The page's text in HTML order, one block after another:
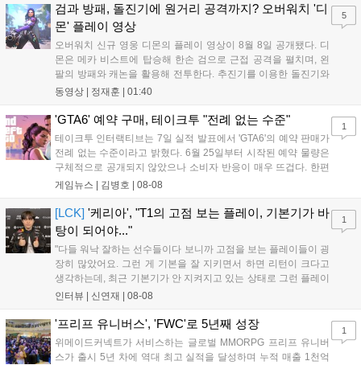
하는 몰입감 있는 서사와 조합을 구현하며 시리즈의 미래를 향한
새로운 가능성을 제시했다....
검과 방패, 돌진기에 원거리 공격까지? 오버워치 '디
몬' 플레이 영상
오버워치 신규 영웅 디몬의 플레이 영상이 8월 8일 공개됐다. 디
몬은 메카 비스트에 탑승해 한손 검으로 근접 공격을 펼치며, 왼
팔의 방패와 캐논을 활용해 전투한다. 추진기를 이용한 돌진기와
참격 형태의 궁극기를 보유했고, 메카 파괴 시 맨몸으로 기관총을
산의 영웅들 업데이트를 통해 정식 출시될 예정이다....
동영상 | 정재훈 01:40
5
'GTA6' 예약 구매, 테이크투 "전례 없는 수준"
테이크투 인터랙티브는 7일 실적 발표에서 'GTA6'의 예약 판매가
전례 없는 수준이라고 밝혔다. 6월 25일부터 시작된 예약 물량은
구체적으로 공개되지 않았으나 소비자 반응이 매우 뜨겁다. 한편
11월 19일 PS5와 Xbox 시리즈 X|S로 정식 출시될 예정이며, 록
상 'Grand Theft Auto VI: An Extended Look'을 최초 공개할 계획
이다....
게임뉴스 | 김병호 08-08
1
[LCK] '케리아', "T1의 고점 보는 플레이, 기본기가 바
탕이 되어야..."
"다들 워낙 잘하는 선수들이다 보니까 고점을 보는 플레이들이 굉
장히 많았어요. 그런 게 기본을 잘 지키면서 하면 리턴이 크다고
생각하는데, 최근 기본기가 안 지켜지고 있는 상태로 그런 플레이
를 추구하다 보니까 팀적으로 안 좋은 사고가 계속 많이 났던 것
LoL 챔피언스 코리아(LCK)'...
인터뷰 | 신연재 08-08
1
'프리프 유니버스', 'FWC'로 5년째 성장
위메이드커넥트가 서비스하는 글로벌 MMORPG 프리프 유니버
스가 출시 5년 차에 역대 최고 실적을 달성하며 누적 매출 1천억
1